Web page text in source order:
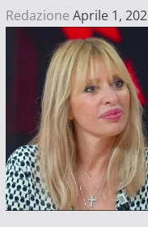
Redazione Aprile 1,